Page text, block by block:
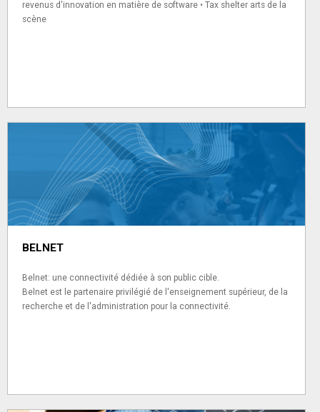
revenus d'innovation en matière de software • Tax shelter arts de la
scène
BELNET
Belnet: une connectivité dédiée à son public cible.
Belnet est le partenaire privilégié de l'enseignement supérieur, de la
recherche et de l'administration pour la connectivité.